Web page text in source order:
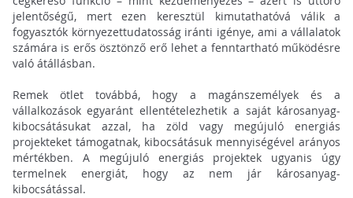
jelentőségű, mert ezen keresztül kimutathatóvá válik a
fogyasztók környezettudatosság iránti igénye, ami a vállalatok
számára is erős ösztönző erő lehet a fenntartható működésre
való átállásban.
Remek ötlet továbbá, hogy a magánszemélyek és a
vállalkozások egyaránt ellentételezhetik a saját károsanyag-
kibocsátásukat azzal, ha zöld vagy megújuló energiás
projekteket támogatnak, kibocsátásuk mennyiségével arányos
mértékben. A megújuló energiás projektek ugyanis úgy
termelnek energiát, hogy az nem jár károsanyag-
kibocsátással.